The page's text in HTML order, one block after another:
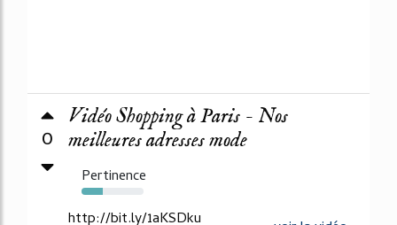
0
Vidéo Shopping à Paris - Nos
meilleures adresses mode
Pertinence
34%
http://bit.ly/1aKSDku